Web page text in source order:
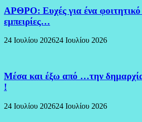
ΑΡΘΡΟ: Ευχές για ένα φοιτητικό
εμπειρίες…
24 Ιουλίου 202624 Ιουλίου 2026
Μέσα και έξω από …την
!
24 Ιουλίου 202624 Ιουλίου 2026